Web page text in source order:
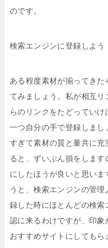
のです。
検索エンジンに登録しよう
ある程度素材が揃ってき
てみましょう。私が相互
らのリンクをたどってい
一つ自分の手で登録しまし
すぎて素材の質と量共に
ると、ずいぶん損をしま
にしたほうが良いと思い
うと、検索エンジンの管
録した時にほとんどの検
認に来るわけですが、印
おすすめサイトにしても